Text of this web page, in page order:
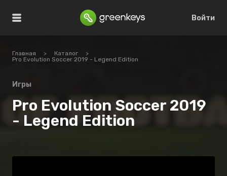
Войти
Главная > Каталог
>
Pro Evolution Soccer 2019 - Legend Edition
Игры
Pro Evolution Soccer 2019
- Legend Edition